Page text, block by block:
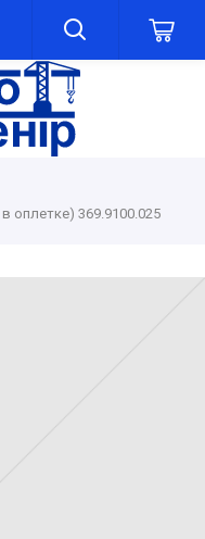
оплетке) 369.9100.025